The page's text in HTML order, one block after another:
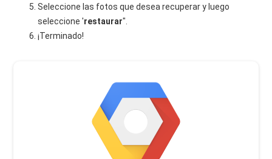
Seleccione las fotos que desea recuperar y luego
seleccione 'restaurar".
¡Terminado!